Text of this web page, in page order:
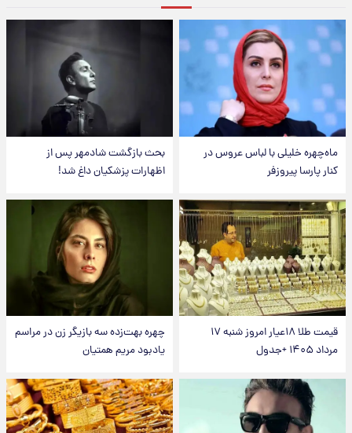
ماه‌چهره خلیلی با لباس عروس در
کنار پارسا پیروزفر
بحث بازگشت شادمهر پس از
اظهارات پزشکیان داغ شد!
قیمت طلا ۱۸عیار امروز شنبه ۱۷
مرداد ۱۴۰۵ +جدول
چهره بهت‌زده سه بازیگر زن در مراسم
یادبود مریم همتیان